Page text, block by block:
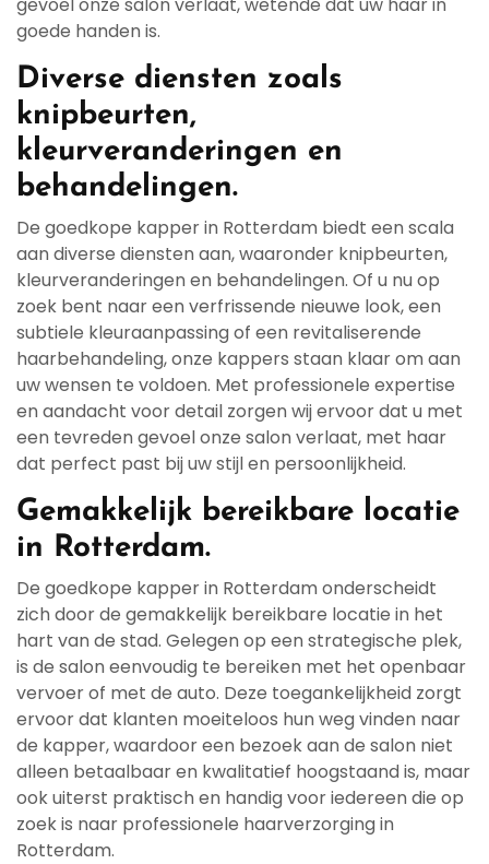
goede handen is.
Diverse diensten zoals
knipbeurten,
kleurveranderingen en
behandelingen.
De goedkope kapper in Rotterdam biedt een scala
aan diverse diensten aan, waaronder knipbeurten,
kleurveranderingen en behandelingen. Of u nu op
zoek bent naar een verfrissende nieuwe look, een
subtiele kleuraanpassing of een revitaliserende
haarbehandeling, onze kappers staan klaar om aan
uw wensen te voldoen. Met professionele expertise
en aandacht voor detail zorgen wij ervoor dat u met
een tevreden gevoel onze salon verlaat, met haar
dat perfect past bij uw stijl en persoonlijkheid.
Gemakkelijk bereikbare locatie
in Rotterdam.
De goedkope kapper in Rotterdam onderscheidt
zich door de gemakkelijk bereikbare locatie in het
hart van de stad. Gelegen op een strategische plek,
is de salon eenvoudig te bereiken met het openbaar
vervoer of met de auto. Deze toegankelijkheid zorgt
ervoor dat klanten moeiteloos hun weg vinden naar
de kapper, waardoor een bezoek aan de salon niet
alleen betaalbaar en kwalitatief hoogstaand is, maar
ook uiterst praktisch en handig voor iedereen die op
zoek is naar professionele haarverzorging in
Rotterdam.